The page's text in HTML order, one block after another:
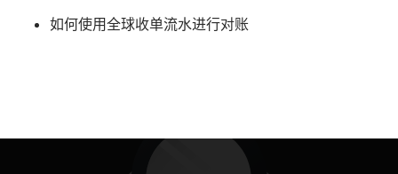
如何使用全球收单流水进行对账